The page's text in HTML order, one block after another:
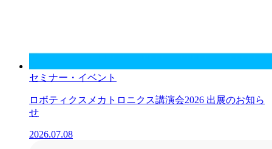
セミナー・イベント
ロボティクスメカトロニクス講演会2026 出展のお知ら
せ
2026.07.08